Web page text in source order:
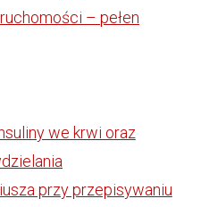
– pełen
we krwi oraz
przy przepisywaniu